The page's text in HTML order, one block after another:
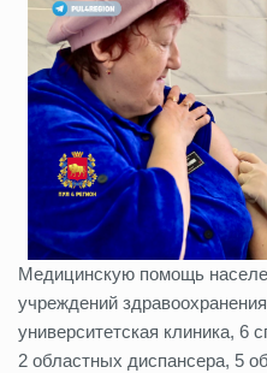
Медицинскую помощь
учреждений
университетская клиника, 6
2 областных диспансера, 5